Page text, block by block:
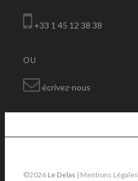
+33 1 45 12 38 38
OU
écrivez-nous
©2026 Le Delas | Mentions Légales